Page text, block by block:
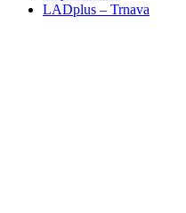
LADplus – Trnava